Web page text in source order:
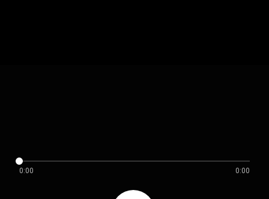
0:00 0:00